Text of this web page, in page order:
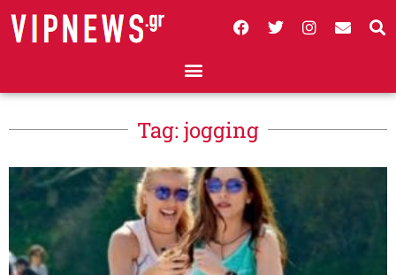
Tag: jogging